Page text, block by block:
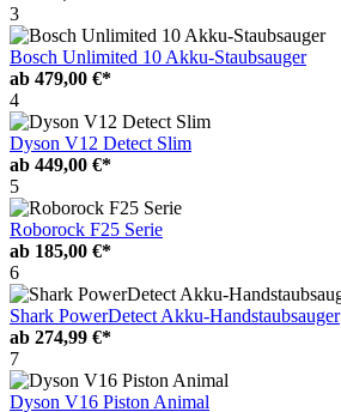
3
Bosch Unlimited 10 Akku-Staubsauger
ab 479,00 €*
4
Dyson V12 Detect Slim
ab 449,00 €*
5
Roborock F25 Serie
ab 185,00 €*
6
Shark PowerDetect Akku-Handstaubsauger
ab 274,99 €*
7
Dyson V16 Piston Animal